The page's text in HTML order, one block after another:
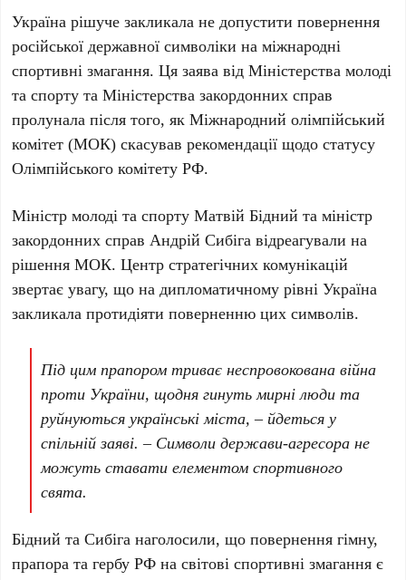
Україна рішуче закликала не допустити повернення
російської державної символіки на міжнародні
спортивні змагання. Ця заява від Міністерства молоді
та спорту та Міністерства закордонних справ
пролунала після того, якМіжнародний олімпійський
комітет (МОК) скасував рекомендації щодо статусу
Олімпійського комітету РФ.
Міністр молоді та спортуМатвій Бідний та міністр
закордонних справАндрій Сибіга відреагували на
рішенняМОК.Центр стратегічних комунікацій
звертає увагу, що на дипломатичному рівніУкраїна
закликала протидіяти поверненню цих символів.
Під цим прапором триває неспровокована війна
проти України, щодня гинуть мирні люди та
руйнуються українські міста, – йдеться у
спільній заяві. – Символи держави-агресора не
можуть ставати елементом спортивного
свята.
Бідний таСибіга наголосили, що повернення гімну,
прапора та гербуРФ на світові спортивні змагання є